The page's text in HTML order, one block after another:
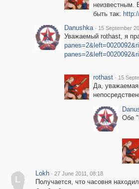
неизвестным.
быть так:
Danushka · 15 September
Уважаемый rothast, я
rothast · 15
Да, уважаемая
Обе
L
Lokh · 27 June 2011, 08:18
Получается, что часовня